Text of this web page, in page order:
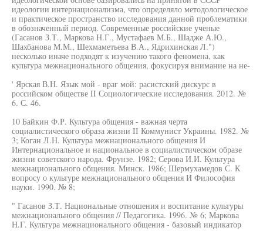
идеологии интернационализма, что определяло методологическое
и практическое пространство исследования данной проблематики
в обозначенный период. Современные российские ученые
(Гасанов З.Т., Маркова Н.Г., Мустафаев М.Б., Шадже А.Ю.,
Шахбанова М.М., Шехмаметьева В.А., Ядрихинская Л.")
несколько иначе подходят к изучению такого феномена, как
культура межнационального общения, фокусируя внимание на не-
' Ярская В.Н. Язык мой - враг мой: расистский дискурс в
российском обществе II Социологические исследования. 2012. №
6. С. 46.
10 Байкин Ф.Р. Культура общения - важная черта
социалистического образа жизни II Коммунист Украины. 1982. №
3; Коган Л.Н. Культура межнационального общения И
Интернациональное и национальное в социалистическом образе
жизни советского народа. Фрунзе. 1982; Серова И.И. Культура
межнационального общения. Минск. 1986; Шермухамедов С. К
вопросу о культуре межнационального общения И Философия
науки. 1990. № 8;
" Гасанов З.Т. Национальные отношения и воспитание культуры
межнационального общения // Педагогика. 1996. № 6; Маркова
Н.Г. Культура межнационального общения - базовый индикатор